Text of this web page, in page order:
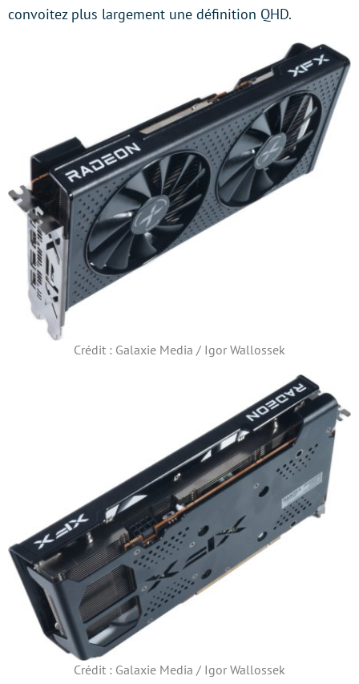
convoitez plus largement une définition QHD.
Crédit : Galaxie Media / Igor Wallossek
Crédit : Galaxie Media / Igor Wallossek